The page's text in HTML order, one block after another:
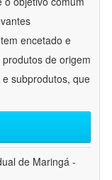
encetado e
de origem
subprodutos, que
de Maringá -